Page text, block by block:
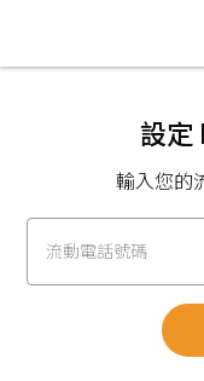
設定
輸入您的
流動電話號碼